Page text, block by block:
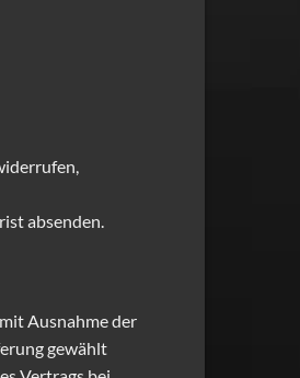
absenden.
Ausnahme der
gewählt